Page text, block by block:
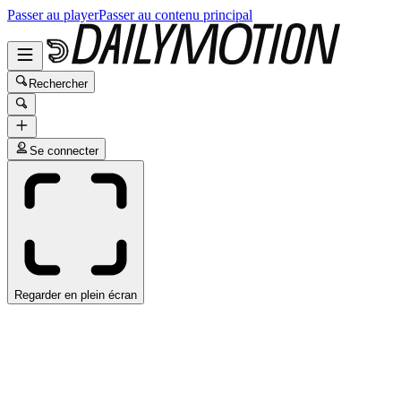
Passer au playerPasser au contenu principal
Rechercher
Se connecter
Regarder en plein écran